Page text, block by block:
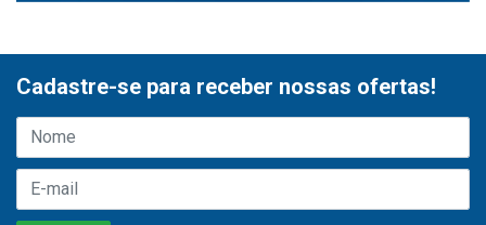
Cadastre-se para receber nossas ofertas!